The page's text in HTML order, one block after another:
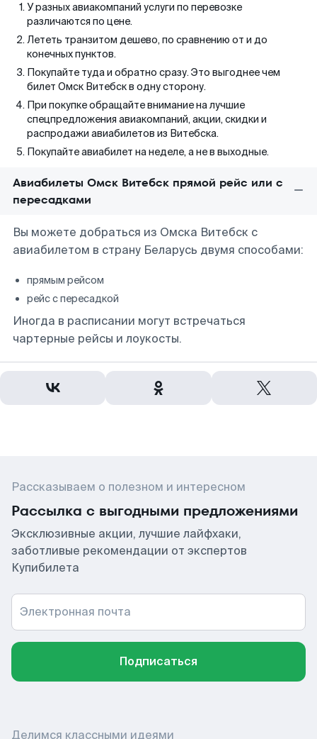
У разных авиакомпаний услуги по перевозке
различаются по цене.
Лететь транзитом дешево, по сравнению от и до
конечных пунктов.
Покупайте туда и обратно сразу. Это выгоднее чем
билет Омск Витебск в одну сторону.
При покупке обращайте внимание на лучшие
спецпредложения авиакомпаний, акции, скидки и
распродажи авиабилетов из Витебска.
Покупайте авиабилет на неделе, а не в выходные.
Авиабилеты Омск Витебск прямой рейс или с
пересадками
Вы можете добраться из Омска Витебск с
авиабилетом в страну Беларусь двумя способами:
прямым рейсом
рейс с пересадкой
Иногда в расписании могут встречаться
чартерные рейсы и лоукосты.
Рассказываем о полезном и интересном
Рассылка с выгодными предложениями
Эксклюзивные акции, лучшие лайфхаки,
заботливые рекомендации от экспертов
Купибилета
Электронная почта
Подписаться
Делимся классными идеями